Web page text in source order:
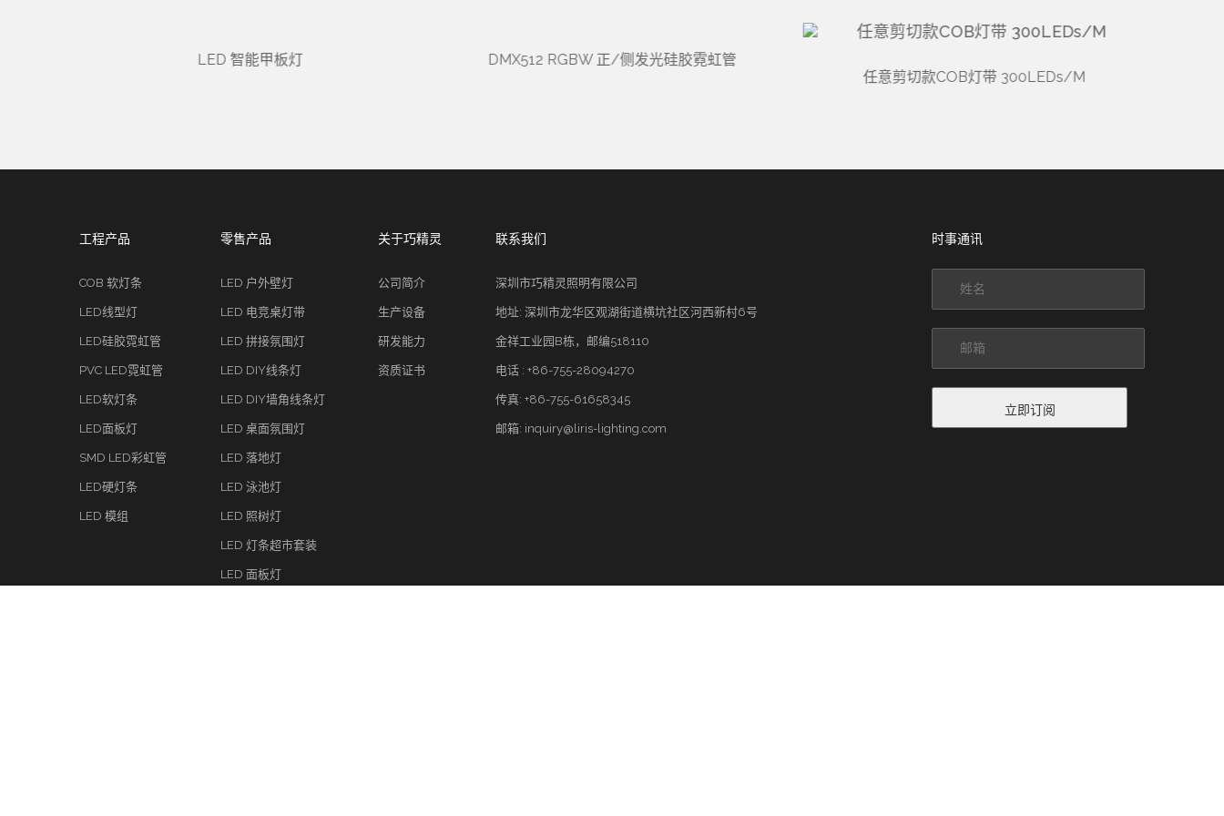
LED 智能甲板灯
DMX512 RGBW 正/侧发光硅胶霓虹管
任意剪切款COB灯带 300LEDs/M
工程产品
COB 软灯条
LED线型灯
LED硅胶霓虹管
PVC LED霓虹管
LED软灯条
LED面板灯
SMD LED彩虹管
LED硬灯条
LED 模组
零售产品
LED 户外壁灯
LED 电竞桌灯带
LED 拼接氛围灯
LED DIY线条灯
LED DIY墙角线条灯
LED 桌面氛围灯
LED 落地灯
LED 泳池灯
LED 照树灯
LED 灯条超市套装
LED 面板灯
关于巧精灵
公司简介
生产设备
研发能力
资质证书
联系我们
深圳市巧精灵照明有限公司
地址: 深圳市龙华区观湖街道横坑社区河西新村6号
金祥工业园B栋，邮编518110
电话 : +86-755-28094270
传真: +86-755-61658345
邮箱: inquiry@liris-lighting.com
时事通讯